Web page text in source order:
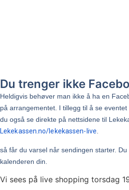
Du trenger ikke
Heldigvis behøver man ikke å ha en
på arrangementet. I tillegg til å se eventet
du også se direkte på nettsidene til
Lekekassen.no/lekekassen-live
så får du varsel når sendingen starter.
kalenderen din.
Vi sees på live shopping torsdag